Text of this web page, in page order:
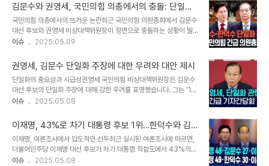
게 나타났습니다. 후보 확정 하루 전에는..
지형을 변화시킬 것이라는 확신을 드러냈습니다. 그는 "자연스럽게 중
도 보수 진영의 헤게모니는 개혁신당과 이준석이 잡게 될 것"이라는
자신감을 보이며, 정치적 재편의 가능성을 제시했습니다. 이준석 후보
의 발언은 정치적 긴장감을 더욱 고조시키고 있으며, 많은 이들의 이목
을 집중시키고 있습니다. 언론의 관심과 막장 드라마이준석 후보는 현
그는 "지금 언론 지분의 상당 부분을..
김문수와 권영세, 국민의힘 의총에서의 충돌: 단일화
의 갈림길
국민의힘 의총에서의 뜨거운 논란최근 국민의힘 의원총회에서 김문수
대선 후보와 권영세 비상대책위원장이 정면으로 충돌하는 상황이 발
생했습니다. 김 후보는 의총에서 “당 지도부는 저 김문수를 끌어내리
을 동원하고 있다”며 강력하게 반발했습니다. 이는 대선 후보로서의
입지를 두고 당내에서 벌어지는 갈등을 드러내는 사건이었습니다. 김
후보는 단일화에 대한 불응 의사를 분명히 하며 “이런 단일화에 제가
응할 수 있겠나”라고 질문했습니다. 이와 같은 발언은 당내에서의 긴
장감을 더욱 고조시켰습니다. 김문수의 입장과 의원들의 반응김문수
원장은 김 후보의 발언에 대해 “매우 실망스럽다. ..
이슈 2025.05.09
권영세, 김문수 단일화 주장에 대한 우려와 대안 제시
단일화의 중요성과 시급성권영세 국민의힘 비상대책위원장은 김문수
대선 후보의 단일화 주장에 대해 강한 우려를 표명했습니다. 그는 '11
일 대통령 선거 후보 등록 이전에 반드시 단일화해서 이재명 세력을 이
단일화의 시급성과 중요성을 재차 강조했습니다. 이 발언은 현재 진행
중인 대선 경선 과정에서의 전략적 결정이 얼마나 중요한지를 일깨워
줍니다. 또한, 단일화가 이루어지지 않을 경우 국민의힘의 대선 후보가
없을 가능성에 대한 우려도 드러났습니다. 김문수 후보의 주장과 그에
대한 반박김문수 후보는 한덕수 무소속 대선 예비후보와의 단일화를
이슈 2025.05.08
이재명, 43%로 차기 대통령 후보 1위…한덕수와 김
문수의 단일화 가능성은?
이재명, 여론조사에서 압도적인 선두최근 실시된 여론조사에 따르면,
더불어민주당 이재명 대선 후보가 차기 대통령 적합도에서 43%의
지지를 얻어 선두를 차지했습니다. 이 조사는 엠브레인퍼블릭, 케이스
이슈 2025.05.08